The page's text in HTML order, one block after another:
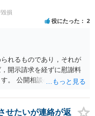
足りず、実務を踏まえた
損
役にたった 2
れるものであり，それが
開示請求を経ずに慰謝料
。 公開相談の場では回答
せたいが連絡が返